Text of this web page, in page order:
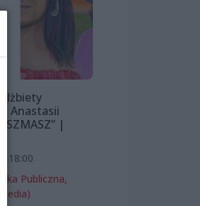
i Anastasii
|
18:00
Publiczna,